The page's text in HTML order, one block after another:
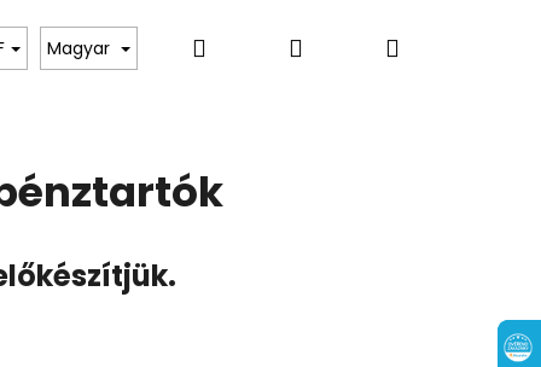
Hölgyeknek Hobbi & Szabadidő
Magyar KeresésBejelentkezés
Kosár